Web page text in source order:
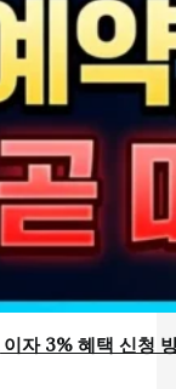
자 3% 혜택 신청